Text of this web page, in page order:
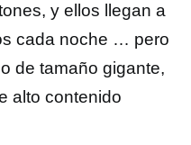
y ellos llegan a
cada noche … pero
de tamaño gigante,
alto contenido